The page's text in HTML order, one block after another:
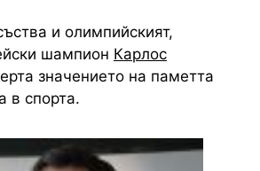
и олимпийският,
шампион Карлос
значението на паметта
в спорта.